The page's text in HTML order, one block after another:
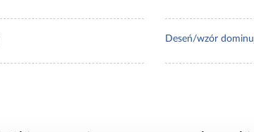
Deseń/wzór